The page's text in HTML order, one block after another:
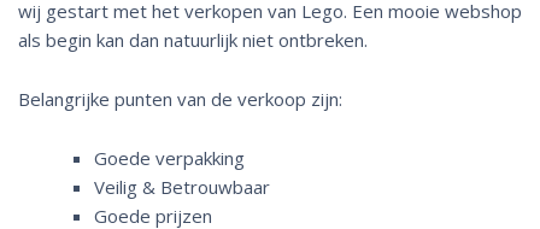
wij gestart met het verkopen van Lego. Een mooie webshop
als begin kan dan natuurlijk niet ontbreken.
Belangrijke punten van de verkoop zijn:
Goede verpakking
Veilig & Betrouwbaar
Goede prijzen